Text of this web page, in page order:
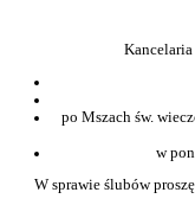
po Mszach św.
w
W sprawie ślubów